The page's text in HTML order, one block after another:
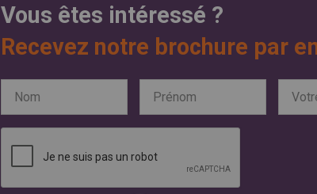
Vous êtes intéressé ?
Recevez notre brochure par